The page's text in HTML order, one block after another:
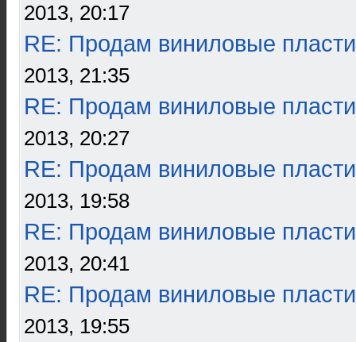
2013, 20:17
RE: Продам виниловые
2013, 21:35
RE: Продам виниловые
2013, 20:27
RE: Продам виниловые
2013, 19:58
RE: Продам виниловые
2013, 20:41
RE: Продам виниловые
2013, 19:55